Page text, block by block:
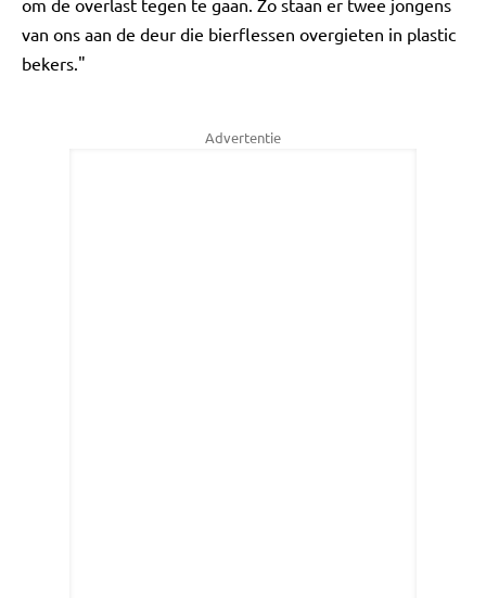
om de overlast tegen te gaan. Zo staan er twee jongens
van ons aan de deur die bierflessen overgieten in plastic
bekers."
Advertentie